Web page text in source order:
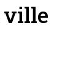
ville